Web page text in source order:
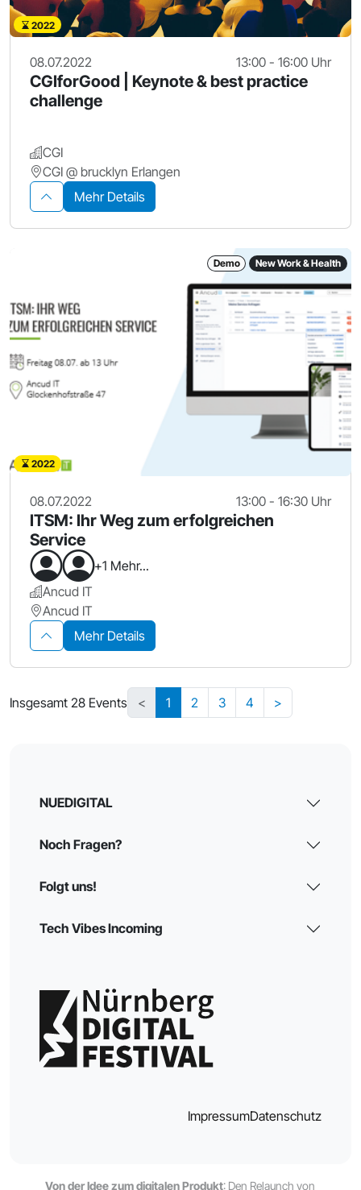
2022
08.07.2022 13:00 - 16:00 Uhr
CGIforGood | Keynote & best practice
challenge
CGI
CGI @ brucklyn Erlangen
Mehr Details
Demo New Work & Health
2022
08.07.2022 13:00 - 16:30 Uhr
ITSM: Ihr Weg zum erfolgreichen
Service
+1 Mehr...
Ancud IT
Ancud IT
Mehr Details
Insgesamt 28 Events < 1 2 3 4 >
NUEDIGITAL
Noch Fragen?
Folgt uns!
Tech Vibes Incoming
ImpressumDatenschutz
Von der Idee zum digitalen Produkt: Den Relaunch von